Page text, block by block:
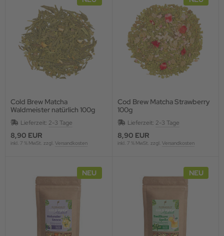
Cold Brew Matcha
Waldmeister natürlich 100g
Lieferzeit: 2-3 Tage
8,90 EUR
inkl. 7 % MwSt. zzgl. Versandkosten
Cod Brew Matcha Strawberry
100g
Lieferzeit: 2-3 Tage
8,90 EUR
inkl. 7 % MwSt. zzgl. Versandkosten
NEU NEU